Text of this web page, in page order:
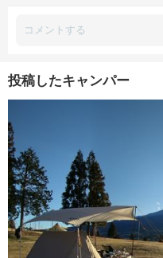
投稿したキャンパー